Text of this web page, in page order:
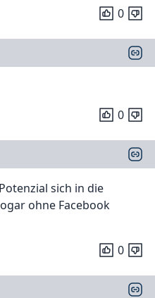
0
0
sich in die
ohne Facebook
0